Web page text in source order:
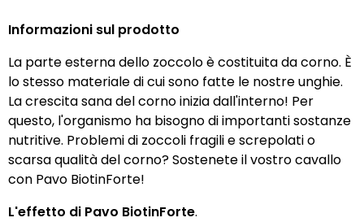
Informazioni sul prodotto
La parte esterna dello zoccolo è costituita da corno. È
lo stesso materiale di cui sono fatte le nostre unghie.
La crescita sana del corno inizia dall'interno! Per
questo, l'organismo ha bisogno di importanti sostanze
nutritive. Problemi di zoccoli fragili e screpolati o
scarsa qualità del corno? Sostenete il vostro cavallo
con Pavo BiotinForte!
L'effetto di Pavo BiotinForte.